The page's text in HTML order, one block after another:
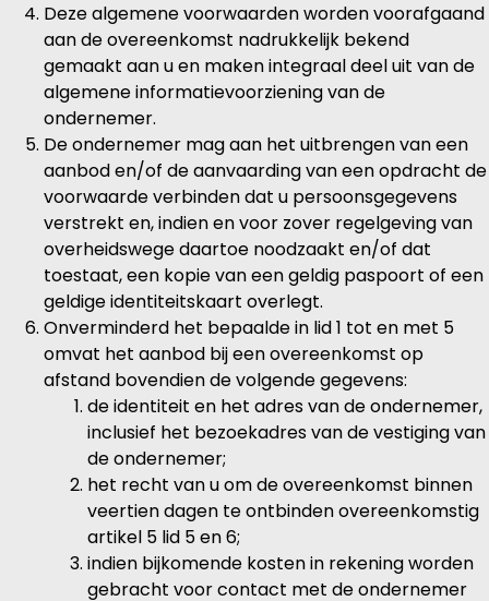
Deze algemene voorwaarden worden voorafgaand
aan de overeenkomst nadrukkelijk bekend
gemaakt aan u en maken integraal deel uit van de
algemene informatievoorziening van de
ondernemer.
De ondernemer mag aan het uitbrengen van een
aanbod en/of de aanvaarding van een opdracht de
voorwaarde verbinden dat u persoonsgegevens
verstrekt en, indien en voor zover regelgeving van
overheidswege daartoe noodzaakt en/of dat
toestaat, een kopie van een geldig paspoort of een
geldige identiteitskaart overlegt.
Onverminderd het bepaalde in lid 1 tot en met 5
omvat het aanbod bij een overeenkomst op
afstand bovendien de volgende gegevens:
de identiteit en het adres van de ondernemer,
inclusief het bezoekadres van de vestiging van
de ondernemer;
het recht van u om de overeenkomst binnen
veertien dagen te ontbinden overeenkomstig
artikel 5 lid 5 en 6;
indien bijkomende kosten in rekening worden
gebracht voor contact met de ondernemer